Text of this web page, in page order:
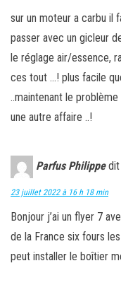
sur un moteur a carbu il
passer avec un gicleur
le réglage air/essence,
ces tout …! plus facile
..maintenant le
une autre affaire ..!
Parfus Philippe dit
23 juillet 2022 à 16 h 18 min
Bonjour j’ai un flyer 7
de la France six fours
peut installer le boîtier